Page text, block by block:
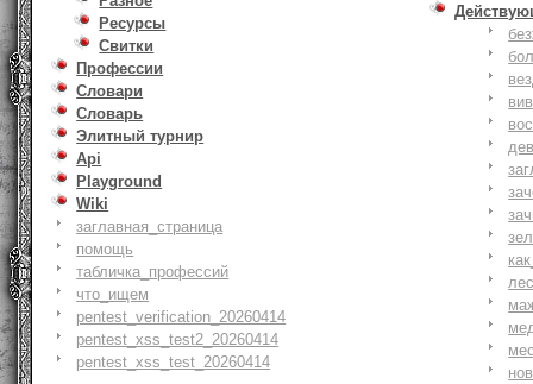
Ресурсы
Свитки
Профессии
Словари
Словарь
Элитный турнир
Api
Playground
Wiki
заглавная_страница
помощь
табличка_профессий
что_ищем
pentest_verification_20260414
pentest_xss_test2_20260414
pentest_xss_test_20260414